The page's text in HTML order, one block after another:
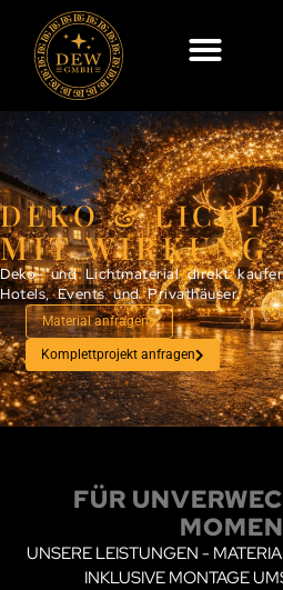
DEKO & LICHT
MIT WIRKUNG
Deko- und Lichtmaterial direkt
Hotels, Events und Privathäuser.
Material anfragen
Komplettprojekt anfragen
FÜR
UNSERE LEISTUNGEN -
INKLUSIVE MONTAGE